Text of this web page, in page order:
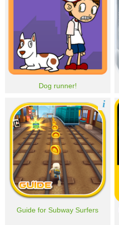
Dog runner!
Guide for Subway Surfers
i